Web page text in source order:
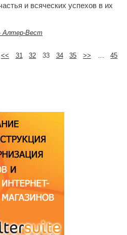
и всяческих успехов в их
Алтер-Вест
<< 31 32 33 34 35 >> 45